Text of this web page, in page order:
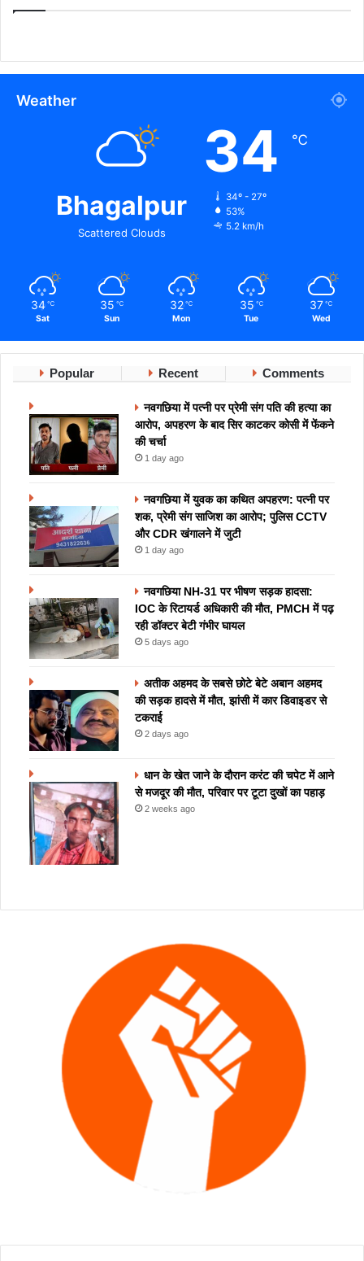
Weather
Bhagalpur
Scattered Clouds
34 ℃
34º - 27º
53%
5.2 km/h
34 ℃
Sat
35 ℃
Sun
32 ℃
Mon
35 ℃
Tue
37 ℃
Wed
Popular Recent Comments
नवगछिया में पत्नी पर प्रेमी संग पति की हत्या का
आरोप, अपहरण के बाद सिर काटकर कोसी में फेंकने
की चर्चा
1 day ago
नवगछिया में युवक का कथित अपहरण: पत्नी पर
शक, प्रेमी संग साजिश का आरोप; पुलिस CCTV
और CDR खंगालने में जुटी
1 day ago
नवगछिया NH-31 पर भीषण सड़क हादसा:
IOC के रिटायर्ड अधिकारी की मौत, PMCH में पढ़
रही डॉक्टर बेटी गंभीर घायल
5 days ago
अतीक अहमद के सबसे छोटे बेटे अबान अहमद
की सड़क हादसे में मौत, झांसी में कार डिवाइडर से
टकराई
2 days ago
धान के खेत जाने के दौरान करंट की चपेट में आने
से मजदूर की मौत, परिवार पर टूटा दुखों का पहाड़
2 weeks ago